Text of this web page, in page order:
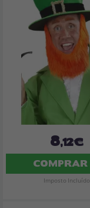
8,12€
COMPRAR
Imposto Incluído